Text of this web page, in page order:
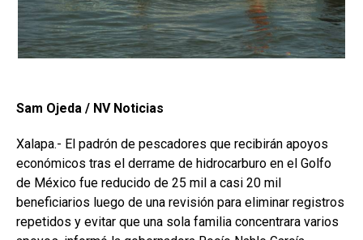
Sam Ojeda / NV Noticias
Xalapa.- El padrón de pescadores que recibirán apoyos
económicos tras el derrame de hidrocarburo en el Golfo
de México fue reducido de 25 mil a casi 20 mil
beneficiarios luego de una revisión para eliminar registros
repetidos y evitar que una sola familia concentrara varios